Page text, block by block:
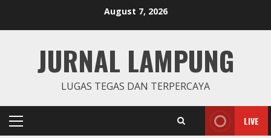
August 7, 2026
JURNAL LAMPUNG
LUGAS TEGAS DAN TERPERCAYA
Primary
LIVE